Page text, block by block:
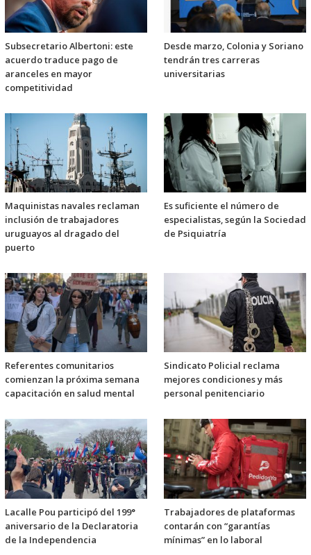
Subsecretario Albertoni: este
acuerdo traduce pago de
aranceles en mayor
competitividad
Desde marzo, Colonia y Soriano
tendrán tres carreras
universitarias
Maquinistas navales reclaman
inclusión de trabajadores
uruguayos al dragado del
puerto
Es suficiente el número de
especialistas, según la Sociedad
de Psiquiatría
Referentes comunitarios
comienzan la próxima semana
capacitación en salud mental
Sindicato Policial reclama
mejores condiciones y más
personal penitenciario
Lacalle Pou participó del 199°
aniversario de la Declaratoria
de la Independencia
Trabajadores de plataformas
contarán con “garantías
mínimas” en lo laboral